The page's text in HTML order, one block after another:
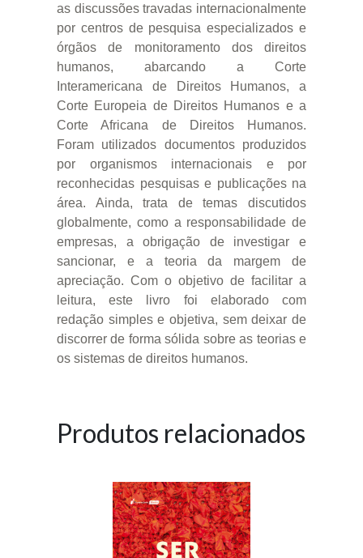
as discussões travadas internacionalmente
por centros de pesquisa especializados e
órgãos de monitoramento dos direitos
humanos, abarcando a Corte
Interamericana de Direitos Humanos, a
Corte Europeia de Direitos Humanos e a
Corte Africana de Direitos Humanos.
Foram utilizados documentos produzidos
por organismos internacionais e por
reconhecidas pesquisas e publicações na
área. Ainda, trata de temas discutidos
globalmente, como a responsabilidade de
empresas, a obrigação de investigar e
sancionar, e a teoria da margem de
apreciação. Com o objetivo de facilitar a
leitura, este livro foi elaborado com
redação simples e objetiva, sem deixar de
discorrer de forma sólida sobre as teorias e
os sistemas de direitos humanos.
Produtos relacionados